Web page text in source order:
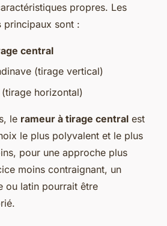
propres. Les
principaux sont :
central
(tirage vertical)
horizontal)
le rameur à tirage central est
le plus polyvalent et le plus
pour une approche plus
moins contraignant, un
ou latin pourrait être